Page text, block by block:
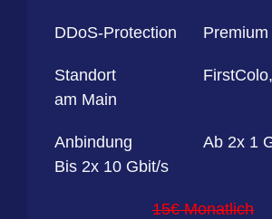
DDoS-Protection
Standort
am Main
Anbindung
Ab 2x 1
Bis 2x 10 Gbit/s
15€ Monatlich